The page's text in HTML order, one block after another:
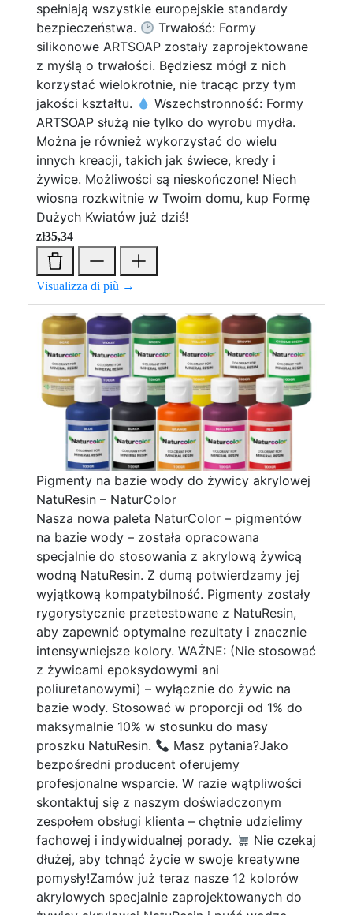
spełniają wszystkie europejskie standardy
bezpieczeństwa.
Trwałość: Formy
silikonowe ARTSOAP zostały zaprojektowane
z myślą o trwałości. Będziesz mógł z nich
korzystać wielokrotnie, nie tracąc przy tym
jakości kształtu.
Wszechstronność: Formy
ARTSOAP służą nie tylko do wyrobu mydła.
Można je również wykorzystać do wielu
innych kreacji, takich jak świece, kredy i
żywice. Możliwości są nieskończone! Niech
wiosna rozkwitnie w Twoim domu, kup Formę
Dużych Kwiatów już dziś!
zł35,34
Visualizza di più →
Pigmenty na bazie wody do żywicy akrylowej
NatuResin – NaturColor
Nasza nowa paleta NaturColor – pigmentów
na bazie wody – została opracowana
specjalnie do stosowania z akrylową żywicą
wodną NatuResin. Z dumą potwierdzamy jej
wyjątkową kompatybilność. Pigmenty zostały
rygorystycznie przetestowane z NatuResin,
aby zapewnić optymalne rezultaty i znacznie
intensywniejsze kolory. WAŻNE: (Nie stosować
z żywicami epoksydowymi ani
poliuretanowymi) – wyłącznie do żywic na
bazie wody. Stosować w proporcji od 1% do
maksymalnie 10% w stosunku do masy
proszku NatuResin.
Masz pytania?Jako
bezpośredni producent oferujemy
profesjonalne wsparcie. W razie wątpliwości
skontaktuj się z naszym doświadczonym
zespołem obsługi klienta – chętnie udzielimy
fachowej i indywidualnej porady.
Nie czekaj
dłużej, aby tchnąć życie w swoje kreatywne
pomysły!Zamów już teraz nasze 12 kolorów
akrylowych specjalnie zaprojektowanych do